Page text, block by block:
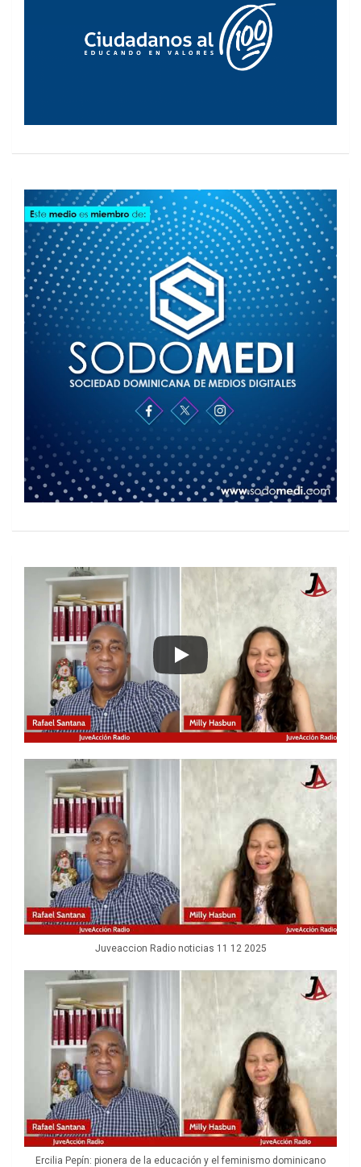
Juveaccion Radio noticias 11 12 2025
Ercilia Pepín: pionera de la educación y el feminismo dominicano